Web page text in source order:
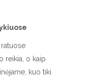
reikia, o kaip
kuo tiki